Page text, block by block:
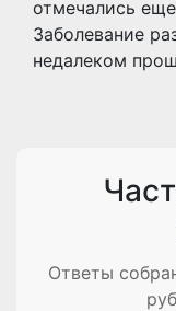
отмечались
Заболевание
недалеком
Ответы